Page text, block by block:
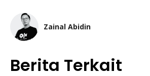
Zainal Abidin
Berita Terkait